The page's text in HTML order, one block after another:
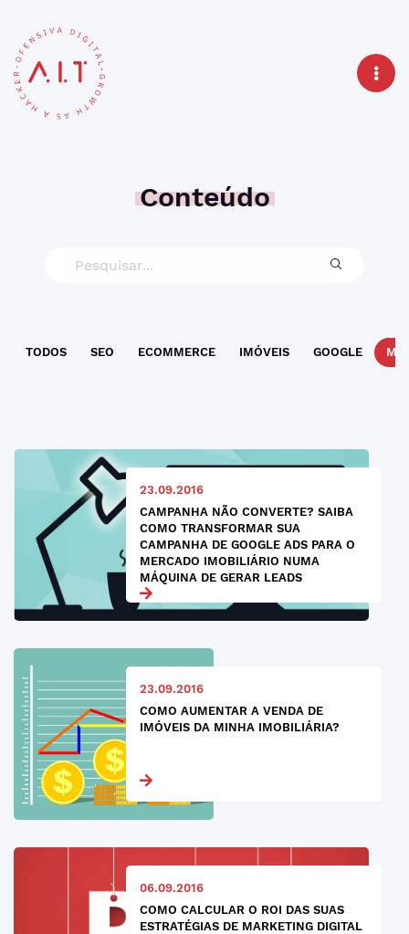
Conteúdo
TODOS SEO ECOMMERCE IMÓVEIS GOOGLE
23.09.2016
CAMPANHA NÃO CONVERTE? SAIBA
COMO TRANSFORMAR SUA
CAMPANHA DE GOOGLE ADS PARA O
MERCADO IMOBILIÁRIO NUMA
MÁQUINA DE GERAR LEADS
23.09.2016
COMO AUMENTAR A VENDA DE
IMÓVEIS DA MINHA IMOBILIÁRIA?
06.09.2016
COMO CALCULAR O ROI DAS SUAS
ESTRATÉGIAS DE MARKETING DIGITAL